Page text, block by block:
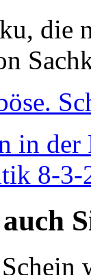
die
in
8-3-